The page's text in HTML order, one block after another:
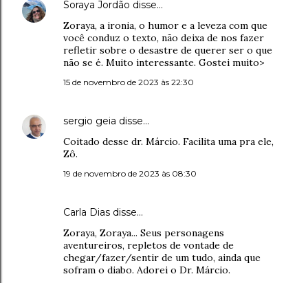
Soraya Jordão disse…
Zoraya, a ironia, o humor e a leveza com que
você conduz o texto, não deixa de nos fazer
refletir sobre o desastre de querer ser o que
não se é. Muito interessante. Gostei muito>
15 de novembro de 2023 às 22:30
sergio geia disse…
Coitado desse dr. Márcio. Facilita uma pra ele,
Zô.
19 de novembro de 2023 às 08:30
Carla Dias disse…
Zoraya, Zoraya... Seus personagens
aventureiros, repletos de vontade de
chegar/fazer/sentir de um tudo, ainda que
sofram o diabo. Adorei o Dr. Márcio.